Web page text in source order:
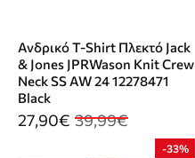
Ανδρικό T-Shirt Πλεκτό Jack
& Jones JPRWason Knit Crew
Neck SS AW 24 12278471
Black
27,90€ 39,99€
-33%